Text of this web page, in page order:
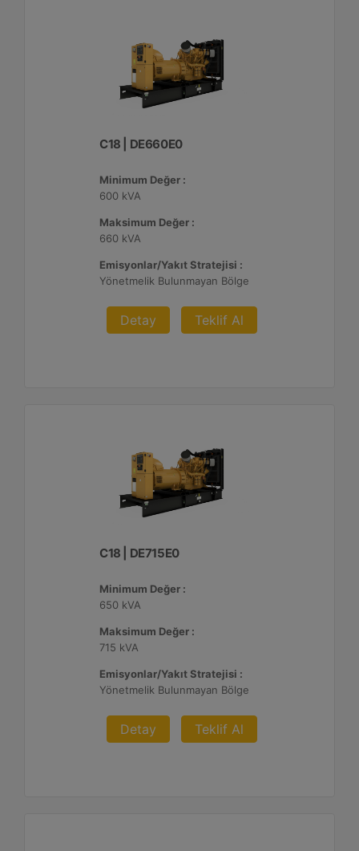
C18 | DE660E0
Minimum Değer :
600 kVA
Maksimum Değer :
660 kVA
Emisyonlar/Yakıt Stratejisi :
Yönetmelik Bulunmayan Bölge
Detay Teklif Al
C18 | DE715E0
Minimum Değer :
650 kVA
Maksimum Değer :
715 kVA
Emisyonlar/Yakıt Stratejisi :
Yönetmelik Bulunmayan Bölge
Detay Teklif Al